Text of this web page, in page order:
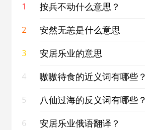
1 按兵不动什么意思？
2 安然无恙是什么意思
3 安居乐业的意思
4 嗷嗷待食的近义词有哪些？
5 八仙过海的反义词有哪些？
6 安居乐业俄语翻译？